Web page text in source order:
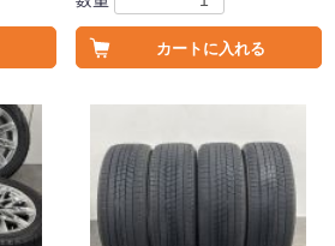
カートに入れる